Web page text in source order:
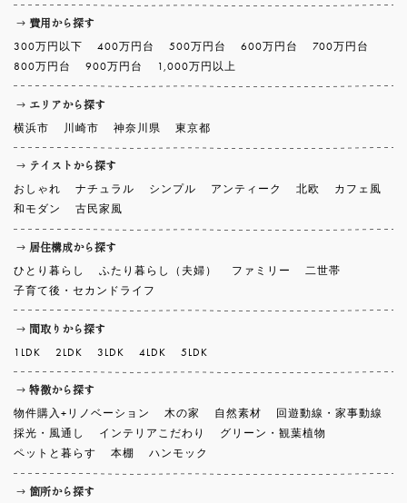
費用から探す
300万円以下 400万円台 500万円台 600万円台
700万円台
800万円台
900万円台 1,000万円以上
エリアから探す
横浜市 川崎市 神奈川県 東京都
テイストから探す
おしゃれ ナチュラル シンプル アンティーク 北欧
カフェ風
和モダン
古民家風
居住構成から探す
ひとり暮らし ふたり暮らし（夫婦） ファミリー
二世帯
子育て後・セカンドライフ
間取りから探す
1LDK 2LDK 3LDK 4LDK 5LDK
特徴から探す
物件購入+リノベーション 木の家 自然素材
回遊動線・家事動線
採光・風通し
インテリアこだわり
グリーン・観葉植物
ペットと暮らす
本棚 ハンモック
箇所から探す